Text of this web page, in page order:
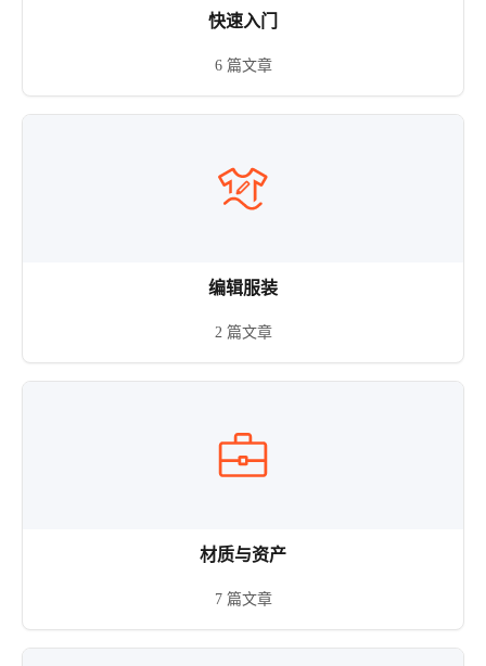
快速入门
6 篇文章
编辑服装
2 篇文章
材质与资产
7 篇文章